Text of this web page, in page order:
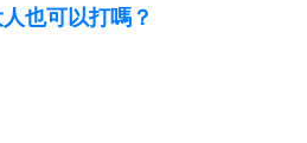
也可以打嗎？